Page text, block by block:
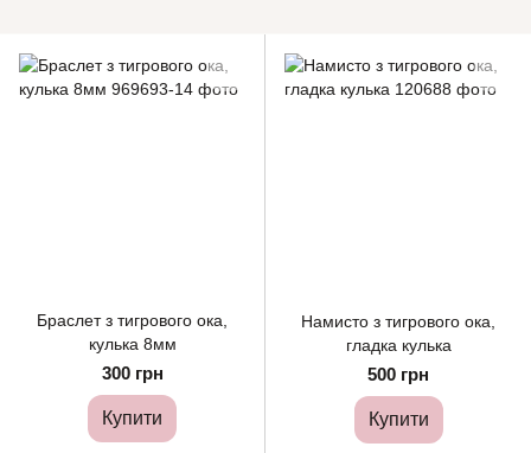
Браслет з тигрового ока,
кулька 8мм
300 грн
Купити
Намисто з тигрового ока,
гладка кулька
500 грн
Купити